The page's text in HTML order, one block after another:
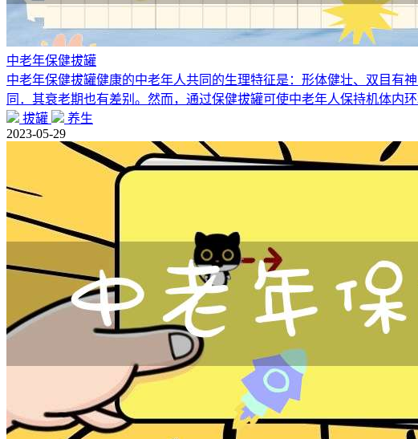
中老年保健拔罐
中老年保健拔罐健康的中老年人共同的生理特征是：形体健壮、双目有
同．其衰老期也有差别。然而，通过保健拔罐可使中老年人保持机体内
拔罐
养生
2023-05-29